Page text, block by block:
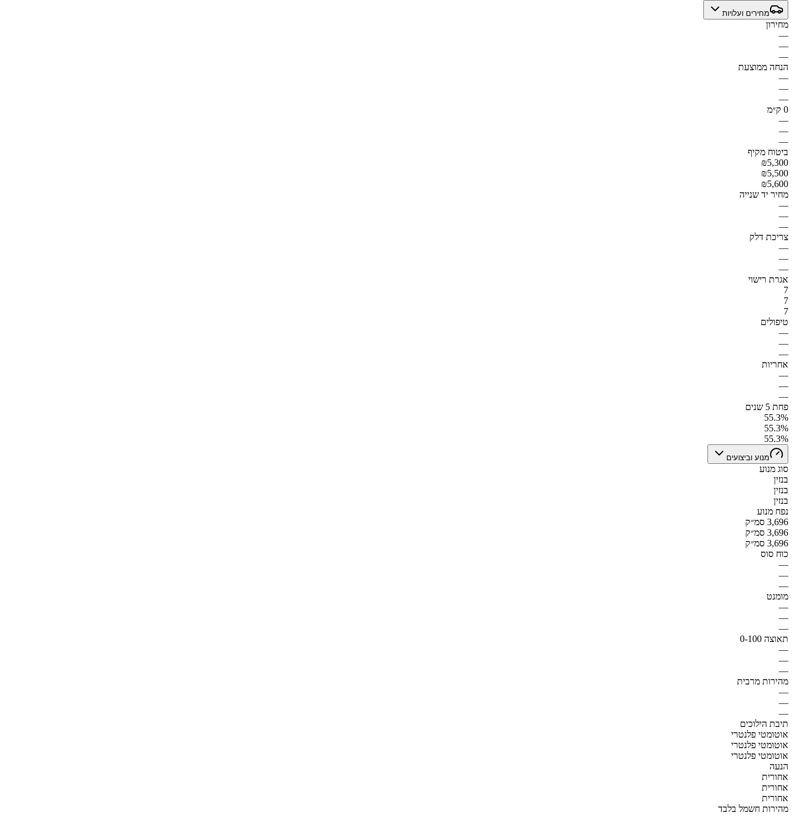
מחירים ועלויות
מחירון
—
—
—
הנחה ממוצעת
—
—
—
0 ק״מ
—
—
—
ביטוח מקיף
₪5,300
₪5,500
₪5,600
מחיר יד שנייה
—
—
—
צריכת דלק
—
—
—
אגרת רישוי
7
7
7
טיפולים
—
—
—
אחריות
—
—
—
פחת 5 שנים
55.3%
55.3%
55.3%
מנוע וביצועים
סוג מנוע
בנזין
בנזין
בנזין
נפח מנוע
3,696 סמ״ק
3,696 סמ״ק
3,696 סמ״ק
כוח סוס
—
—
—
מומנט
—
—
—
תאוצה 0-100
—
—
—
מהירות מרבית
—
—
—
תיבת הילוכים
אוטומטי פלנטרי
אוטומטי פלנטרי
אוטומטי פלנטרי
הנעה
אחורית
אחורית
אחורית
מהירות חשמל בלבד